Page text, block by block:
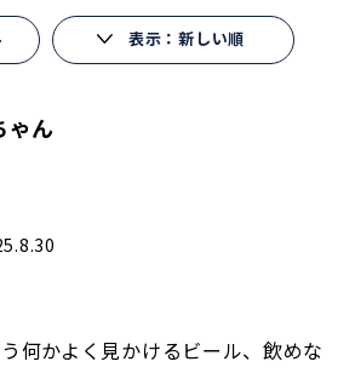
表示：新しい順
ゃん
何かよく見かけるビール、飲めな